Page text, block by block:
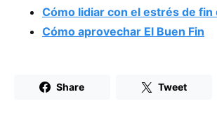
Cómo lidiar con el estrés de fin
Cómo aprovechar El Buen Fin
Share Tweet